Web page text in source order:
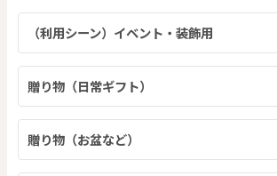
（利用シーン）イベント・装飾用
贈り物（日常ギフト）
贈り物（お盆など）